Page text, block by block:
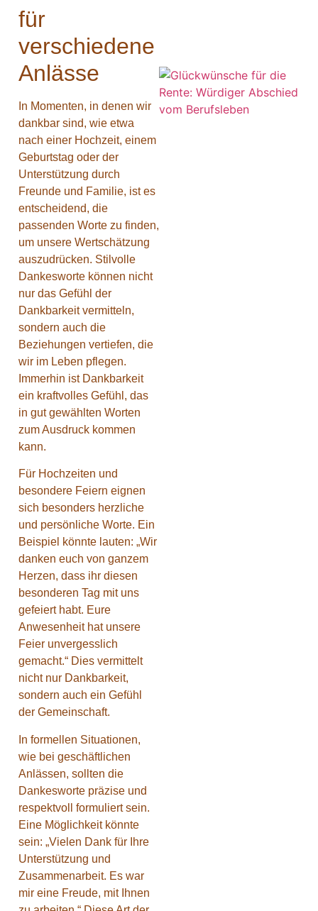
für
verschiedene
Anlässe
In Momenten, in denen wir
dankbar sind, wie etwa
nach einer Hochzeit, einem
Geburtstag oder der
Unterstützung durch
Freunde und Familie, ist es
entscheidend, die
passenden Worte zu finden,
um unsere Wertschätzung
auszudrücken. Stilvolle
Dankesworte können nicht
nur das Gefühl der
Dankbarkeit vermitteln,
sondern auch die
Beziehungen vertiefen, die
wir im Leben pflegen.
Immerhin ist Dankbarkeit
ein kraftvolles Gefühl, das
in gut gewählten Worten
zum Ausdruck kommen
kann.
Für Hochzeiten und
besondere Feiern eignen
sich besonders herzliche
und persönliche Worte. Ein
Beispiel könnte lauten: „Wir
danken euch von ganzem
Herzen, dass ihr diesen
besonderen Tag mit uns
gefeiert habt. Eure
Anwesenheit hat unsere
Feier unvergesslich
gemacht.“ Dies vermittelt
nicht nur Dankbarkeit,
sondern auch ein Gefühl
der Gemeinschaft.
In formellen Situationen,
wie bei geschäftlichen
Anlässen, sollten die
Dankesworte präzise und
respektvoll formuliert sein.
Eine Möglichkeit könnte
sein: „Vielen Dank für Ihre
Unterstützung und
Zusammenarbeit. Es war
mir eine Freude, mit Ihnen